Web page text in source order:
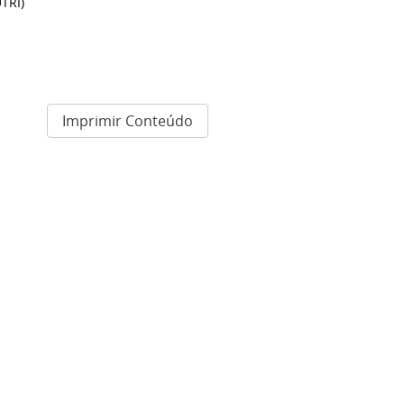
Imprimir Conteúdo